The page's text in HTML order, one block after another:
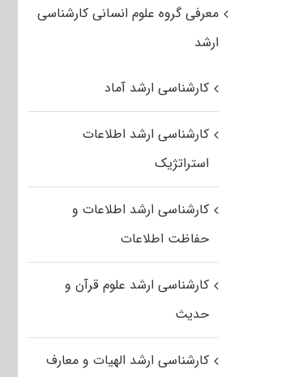
معرفی گروه علوم انسانی کارشناسی
ارشد
کارشناسی ارشد آماد
کارشناسی ارشد اطلاعات
استراتژیک
کارشناسی ارشد اطلاعات و
حفاظت اطلاعات
کارشناسی ارشد علوم قرآن و
حدیث
کارشناسی ارشد الهیات و معارف